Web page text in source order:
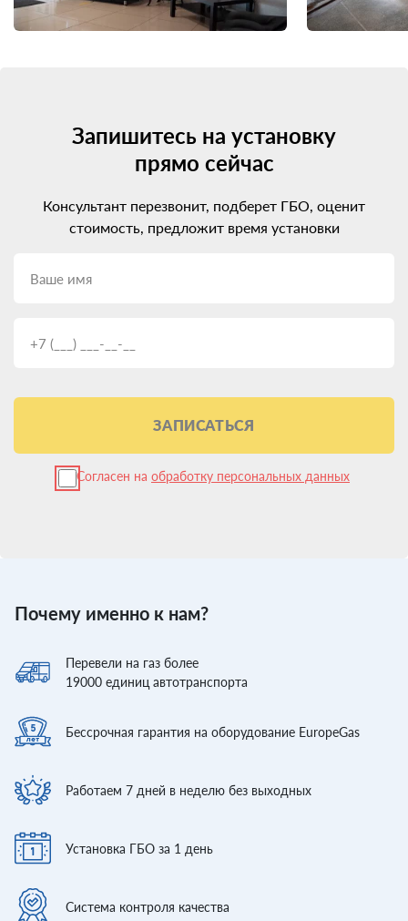
Запишитесь на установку
прямо сейчас
Консультант перезвонит, подберет ГБО, оценит
стоимость, предложит время установки
ЗАПИСАТЬСЯ
Согласен на обработку персональных данных
Почему именно к нам?
Перевели на газ более
19000 единиц автотранспорта
Бессрочная гарантия на оборудование EuropeGas
Работаем 7 дней в неделю без выходных
Установка ГБО за 1 день
Система контроля качества